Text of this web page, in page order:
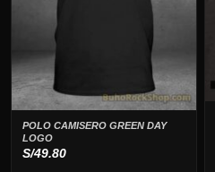
POLO CAMISERO GREEN DAY
LOGO
S/49.80